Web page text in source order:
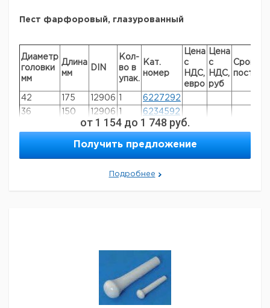
Пест фарфоровый, глазурованный
Диаметр
головки
мм
Длина
мм
DIN
Кол-
во в
упак.
Кат.
номер
Цена
с
НДС,
евро
Цена
с
НДС,
руб
Срок
42 175 12906
6227292
36
150 12906 1 6234592
от 1 154 до 1 748 руб.
Получить предложение
Подробнее